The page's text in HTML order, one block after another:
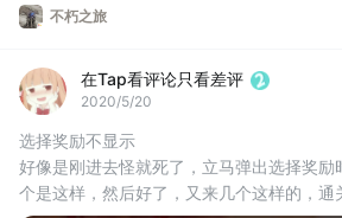
不朽之旅
在Tap看评论只看差评
2020/5/20
选择奖励不显示
好像是刚进去怪就死了，立马弹出选择奖励
个是这样，然后好了，又来几个这样的，通